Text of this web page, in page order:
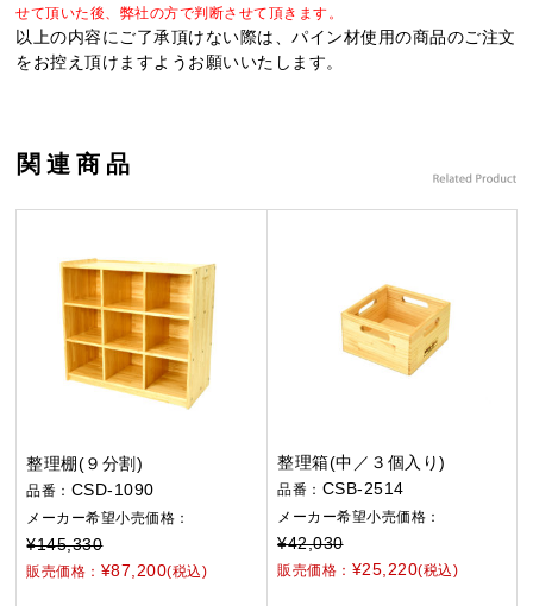
せて頂いた後、弊社の方で判断させて頂きます。
以上の内容にご了承頂けない際は、パイン材使用の商品のご注文
をお控え頂けますようお願いいたします。
関連商品
整理棚(９分割)
品番： CSD-1090
メーカー希望小売価格：
¥145,330
販売価格： ¥87,200(税込)
整理箱(中／３個入り)
品番： CSB-2514
メーカー希望小売価格：
¥42,030
販売価格： ¥25,220(税込)